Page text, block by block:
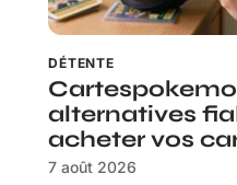
DÉTENTE
alternatives
acheter vos
7 août 2026